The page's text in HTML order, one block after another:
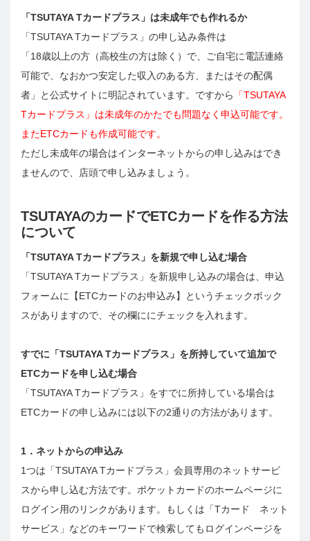
「TSUTAYA Tカードプラス」は未成年でも作れるか
「TSUTAYA Tカードプラス」の申し込み条件は
「18歳以上の方（高校生の方は除く）で、ご自宅に電話連絡
可能で、なおかつ安定した収入のある方、またはその配偶
者」と公式サイトに明記されています。ですから
「TSUTAYA
Tカードプラス」は未成年のかたでも問題なく申込可能です。
またETCカードも作成可能です。
ただし未成年の場合はインターネットからの申し込みはでき
ませんので、店頭で申し込みましょう。
TSUTAYAのカードでETCカードを作る方法
について
「TSUTAYA Tカードプラス」を新規で申し込む場合
「TSUTAYA Tカードプラス」を新規申し込みの場合は、申込
フォームに【ETCカードのお申込み】というチェックボック
スがありますので、その欄ににチェックを入れます。
すでに「TSUTAYA Tカードプラス」を所持していて追加で
ETCカードを申し込む場合
「TSUTAYA Tカードプラス」をすでに所持している場合は
ETCカードの申し込みには以下の2通りの方法があります。
1．ネットからの申込み
1つは「TSUTAYA Tカードプラス」会員専用のネットサービ
スから申し込む方法です。ポケットカードのホームページに
ログイン用のリンクがあります。もしくは「Tカード ネット
サービス」などのキーワードで検索してもログインページを